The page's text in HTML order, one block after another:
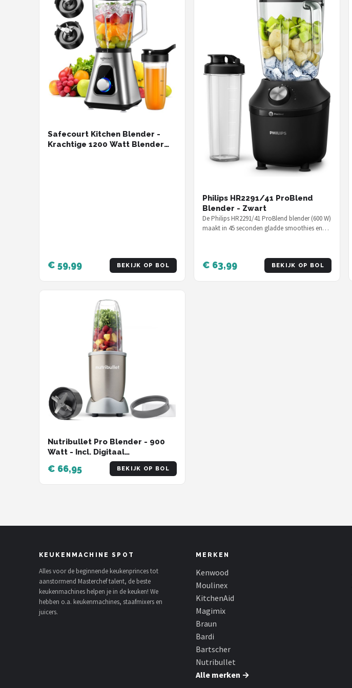
Safecourt Kitchen Blender -
Krachtige 1200 Watt Blender
€ 59,99 BEKIJK OP BOL
Philips HR2291/41 ProBlend
Blender - Zwart
De Philips HR2291/41 ProBlend blender (600 W)
maakt in 45 seconden gladde smoothies en
€ 63,99 BEKIJK OP BOL
Nutribullet Pro Blender - 900
Watt - Incl. Digitaal
Receptenboek - Champagne
€ 66,95 BEKIJK OP BOL
KEUKENMACHINE SPOT
Alles voor de beginnende keukenprinces tot
aanstormend Masterchef talent, de beste
keukenmachines helpen je in de keuken! We
hebben o.a. keukenmachines, staafmixers en
juicers.
MERKEN
Kenwood
Moulinex
KitchenAid
Magimix
Braun
Bardi
Bartscher
Nutribullet
Alle merken →